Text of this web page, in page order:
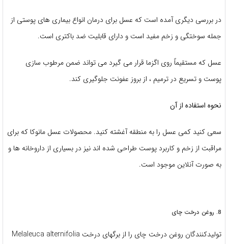
در بررسی دیگری آمده است که عسل برای درمان انواع بیماری های پوستی از
جمله سوختگی و زخم مفید است و دارای قابلیت ضد باکتری است.
عسل که مستقیماً روی اگزما قرار می گیرد می تواند ضمن مرطوب سازی
پوست و تسریع در ترمیم ، از بروز عفونت جلوگیری کند.
نحوه استفاده از آن
سعی کنید کمی عسل را به منطقه آغشته کنید. محصولات عسل مانوکا که برای
مراقبت از زخم و کاربرد پوست طراحی شده اند نیز در بسیاری از داروخانه ها و
به صورت آنلاین موجود است.
8. روغن درخت چای
تولیدکنندگان روغن درخت چای را از برگهای درخت Melaleuca alternifolia